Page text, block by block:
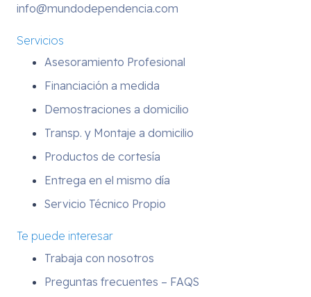
info@mundodependencia.com
Servicios
Asesoramiento Profesional
Financiación a medida
Demostraciones a domicilio
Transp. y Montaje a domicilio
Productos de cortesía
Entrega en el mismo día
Servicio Técnico Propio
Te puede interesar
Trabaja con nosotros
Preguntas frecuentes – FAQS